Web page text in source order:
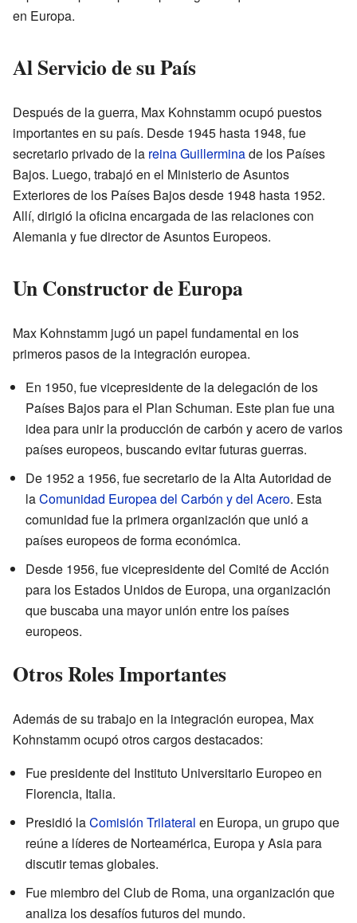
en Europa.
Al Servicio de su País
Después de la guerra, Max Kohnstamm ocupó puestos
importantes en su país. Desde 1945 hasta 1948, fue
secretario privado de la reina Guillerminade los Países
Bajos. Luego, trabajó en el Ministerio de Asuntos
Exteriores de los Países Bajos desde 1948 hasta 1952.
Allí, dirigió la oficina encargada de las relaciones con
Alemania y fue director de Asuntos Europeos.
Un Constructor de Europa
Max Kohnstamm jugó un papel fundamental en los
primeros pasos de la integración europea.
En 1950, fue vicepresidente de la delegación de los
Países Bajos para el Plan Schuman. Este plan fue una
idea para unir la producción de carbón y acero de varios
países europeos, buscando evitar futuras guerras.
De 1952 a 1956, fue secretario de la Alta Autoridad de
laComunidad Europea del Carbón y del Acero. Esta
comunidad fue la primera organización que unió a
países europeos de forma económica.
Desde 1956, fue vicepresidente del Comité de Acción
para los Estados Unidos de Europa, una organización
que buscaba una mayor unión entre los países
europeos.
Otros Roles Importantes
Además de su trabajo en la integración europea, Max
Kohnstamm ocupó otros cargos destacados:
Fue presidente del Instituto Universitario Europeo en
Florencia, Italia.
Presidió laComisión Trilateral en Europa, un grupo que
reúne a líderes de Norteamérica, Europa y Asia para
discutir temas globales.
Fue miembro del Club de Roma, una organización que
analiza los desafíos futuros del mundo.